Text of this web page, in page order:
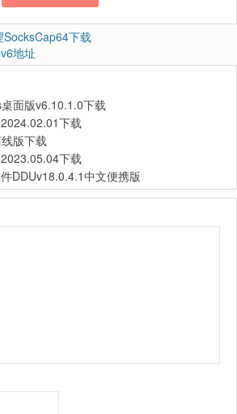
SocksCap64下载
地址
面版v6.10.1.0下载
下载
版下载
下载
DDUv18.0.4.1中文便携版